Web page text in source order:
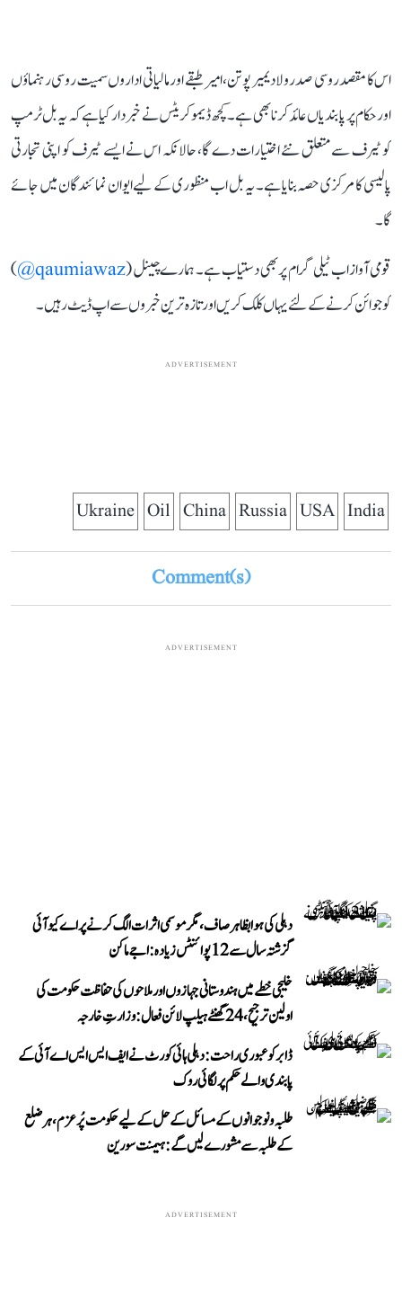
اس کا مقصد روسی صدر ولادیمیر پوتن، امیر طبقے اور مالیاتی اداروں سمیت روسی رہنماؤں
اور حکام پر پابندیاں عائد کرنا بھی ہے۔ کچھ ڈیموکریٹس نے خبردار کیا ہے کہ یہ بل ٹرمپ
کو ٹیرف سے متعلق نئے اختیارات دے گا، حالانکہ اس نے ایسے ٹیرف کو اپنی تجارتی
پالیسی کا مرکزی حصہ بنایا ہے۔ یہ بل اب منظوری کے لیے ایوان نمائندگان میں جائے
گا۔
قومی آواز اب ٹیلی گرام پر بھی دستیاب ہے۔ ہمارے چینل (qaumiawaz@
)
کو جوائن کرنے کے لئے یہاں کلک کریں اور تازہ ترین خبروں سے اپ ڈیٹ رہیں۔
ADVERTISEMENT
India
USA
Russia
China
Oil
Ukraine
Comment(s)
ADVERTISEMENT
دہلی کی ہوا بظاہر صاف، مگر موسمی اثرات الگ کرنے پر اے کیو آئی
گزشتہ سال سے 12 پوائنٹس زیادہ: اجے ماکن
خلیجی خطے میں ہندوستانی جہازوں اور ملاحوں کی حفاظت حکومت کی
اولین ترجیح، 24 گھنٹے ہیلپ لائن فعال: وزارتِ خارجہ
ڈابر کو عبوری راحت: دہلی ہائی کورٹ نے ایف ایس ایس اے آئی کے
پابندی والے حکم پر لگائی روک
طلبہ و نوجوانوں کے مسائل کے حل کے لیے حکومت پُرعزم، ہر ضلع
کے طلبہ سے مشورے لیں گے: ہیمنت سورین
ADVERTISEMENT